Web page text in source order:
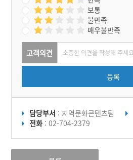
보통
불만족
매우불만족
고객의견
등록
담당부서 : 지역문화콘텐츠팀
전화 : 02-704-2379